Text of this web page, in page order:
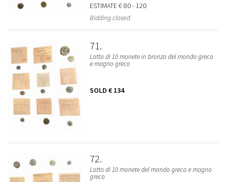
ESTIMATE€ 80 - 120
Bidding closed
71
Lotto di 10 monete in bronzo del mondo greco
e magno greco
SOLD € 134
72
Lotto di 10 monete del mondo greco e magno
greco